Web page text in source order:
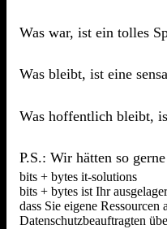
Was war, ist ein tolles
Was bleibt, ist eine
Was hoffentlich bleibt,
P.S.: Wir hätten so
bits + bytes it-solutions
bits + bytes ist Ihr
dass Sie eigene
Datenschutzbeauftragten